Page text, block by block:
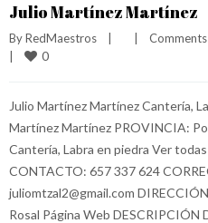
Julio Martínez Martínez
By RedMaestros
0
Julio Martínez Martínez Cantería,
Martínez Martínez PROVINCIA:
Cantería, Labra en piedra Ver
CONTACTO: 657 337 624
juliomtzal2@gmail.com
Rosal Página Web